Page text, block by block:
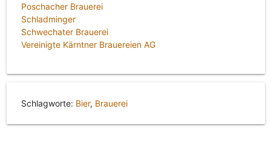
Poschacher Brauerei
Schladminger
Schwechater Brauerei
Vereinigte Kärntner Brauereien AG
Schlagworte: Bier, Brauerei